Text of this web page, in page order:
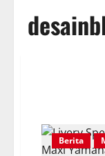
Berita